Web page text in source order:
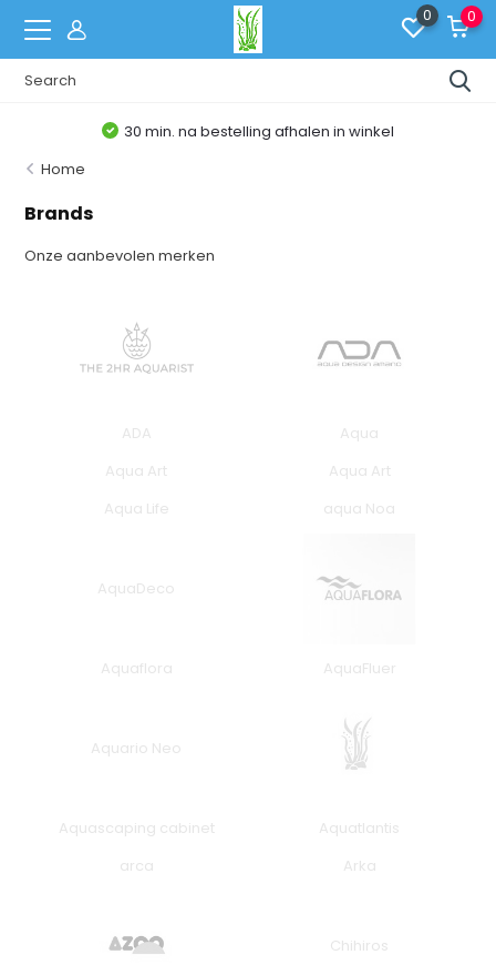
0 0
30 min. na bestelling afhalen in winkel
Home
Brands
Onze aanbevolen merken
ADA
Aqua
Aqua Art
Aqua Art
Aqua Life
aqua Noa
AquaDeco
Aquaflora AquaFluer
Aquario Neo
Aquascaping cabinet
Aquatlantis
arca
Arka
Chihiros